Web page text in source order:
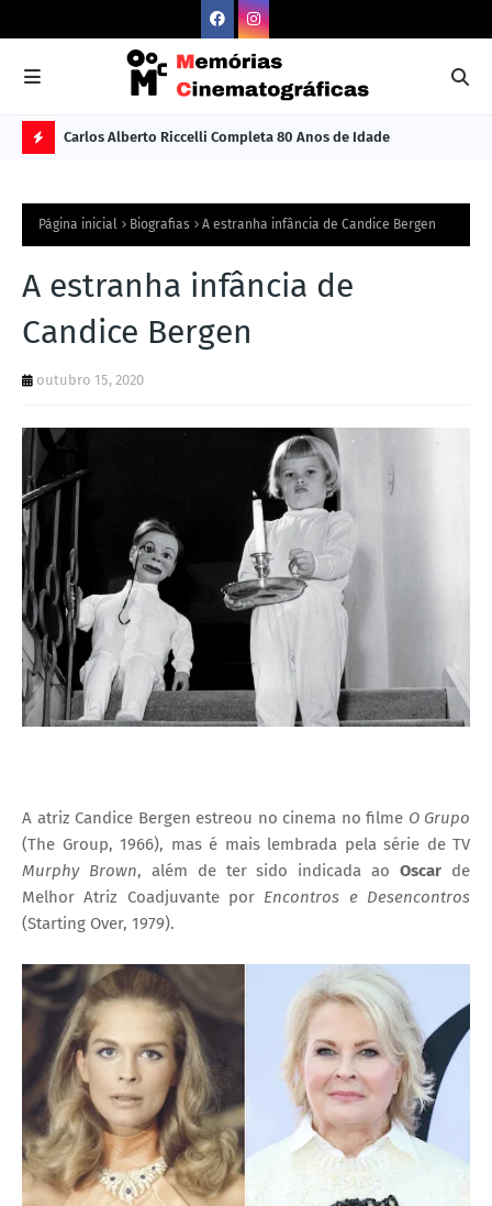
L
S
TÍ
C
I
A
S
Carlos Alberto Riccelli Completa 80 Anos de Idade
Página inicial Biografias A estranha infância de Candice Bergen
A estranha infância de
Candice Bergen
outubro 15, 2020
A atriz Candice Bergen estreou no cinema no filme O Grupo
(The Group, 1966), mas é mais lembrada pela série de TV
Murphy Brown, além de ter sido indicada aoOscar de
Melhor Atriz Coadjuvante por Encontros e Desencontros
(Starting Over, 1979).